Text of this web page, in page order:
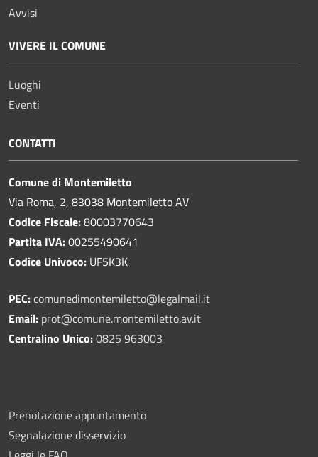
Avvisi
VIVERE IL COMUNE
Luoghi
Eventi
CONTATTI
Comune di Montemiletto
Via Roma, 2, 83038 Montemiletto AV
Codice Fiscale:80003770643
Partita IVA:00255490641
Codice Univoco: UF5K3K
PEC:comunedimontemiletto@legalmail.it
Email: prot@comune.montemiletto.av.it
Centralino Unico:0825 963003
Prenotazione appuntamento
Segnalazione disservizio